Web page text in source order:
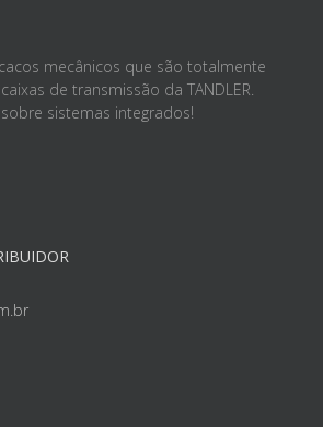
mecânicos que são totalmente
de transmissão da TANDLER.
sistemas integrados!